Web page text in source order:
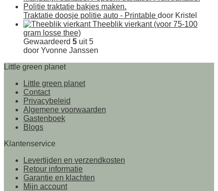
Traktatie doosje politie auto - Printable door Kristel
Theeblik vierkant (voor 75-100
gram losse thee)
Gewaardeerd 5 uit 5
door Yvonne Janssen
Little green planet
Little green planet
Contact
Privacybeleid
Algemene voorwaarden
Gastenboek
Blogs
Klantenservice
Levertijden en verzendkosten
Retour informatie
Garantie en klachten
Mijn account